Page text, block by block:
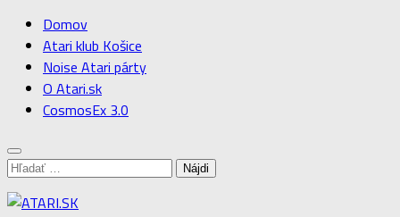
Domov
Atari klub Košice
Noise Atari párty
O Atari.sk
CosmosEx 3.0
Hľadať: